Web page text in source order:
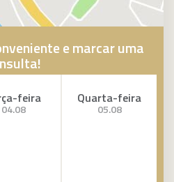
e marcar uma
feira
04.08
Quarta-feira
05.08